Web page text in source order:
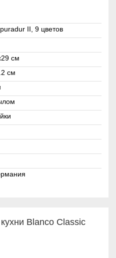
II, 9 цветов
см
см
Blanco Classic